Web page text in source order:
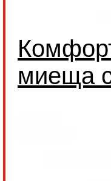
миеща